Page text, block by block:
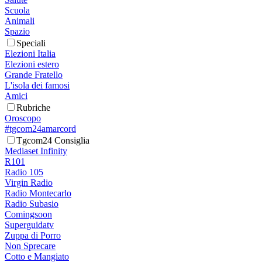
Scuola
Animali
Spazio
Speciali
Elezioni Italia
Elezioni estero
Grande Fratello
L'isola dei famosi
Amici
Rubriche
Oroscopo
#tgcom24amarcord
Tgcom24 Consiglia
Mediaset Infinity
R101
Radio 105
Virgin Radio
Radio Montecarlo
Radio Subasio
Comingsoon
Superguidatv
Zuppa di Porro
Non Sprecare
Cotto e Mangiato